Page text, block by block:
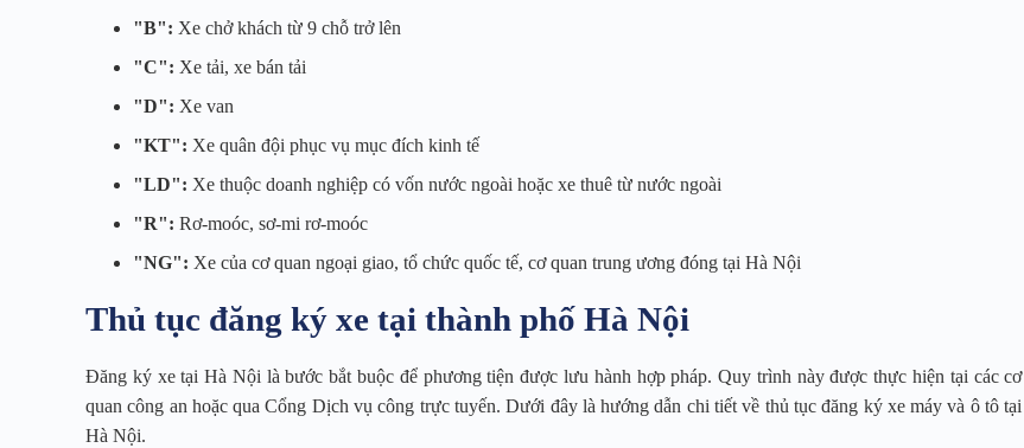
"B": Xe chở khách từ 9 chỗ trở lên
"C": Xe tải, xe bán tải
"D": Xe van
"KT": Xe quân đội phục vụ mục đích kinh tế
"LD": Xe thuộc doanh nghiệp có vốn nước ngoài hoặc xe thuê từ nước ngoài
"R": Rơ-moóc, sơ-mi rơ-moóc
"NG": Xe của cơ quan ngoại giao, tổ chức quốc tế, cơ quan trung ương đóng tại Hà Nội
Thủ tục đăng ký xe tại thành phố Hà Nội
Đăng ký xe tại Hà Nội là bước bắt buộc để phương tiện được lưu hành hợp pháp. Quy trình này được thực hiện tại các cơ
quan công an hoặc qua Cổng Dịch vụ công trực tuyến. Dưới đây là hướng dẫn chi tiết về thủ tục đăng ký xe máy và ô tô tại
Hà Nội.